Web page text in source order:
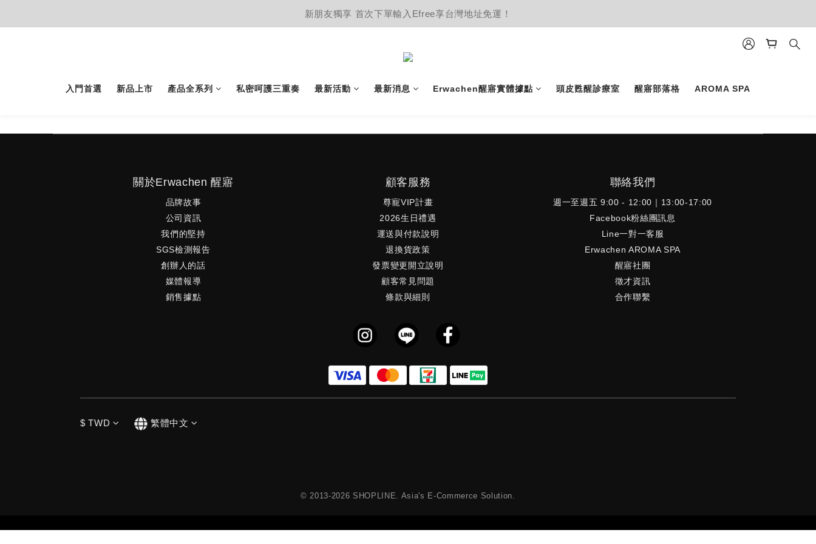
新朋友獨享 首次下單輸入Efree享台灣地址免運！
入門首選 新品上市 產品全系列 私密呵護三重奏 最新活動 最新消息 Erwachen醒寤實體據點 頭皮甦醒診療室 醒寤部落格 AROMA SPA
關於Erwachen 醒寤
品牌故事
公司資訊
我們的堅持
SGS檢測報告
創辦人的話
媒體報導
銷售據點
顧客服務
尊寵VIP計畫
2026生日禮遇
運送與付款說明
退換貨政策
發票變更開立說明
顧客常見問題
條款與細則
聯絡我們
週一至週五 9:00 - 12:00｜13:00-17:00
Facebook粉絲團訊息
Line一對一客服
Erwachen AROMA SPA
醒寤社團
徵才資訊
合作聯繫
$ TWD 繁體中文
© 2013-2026 SHOPLINE. Asia's E-Commerce Solution.